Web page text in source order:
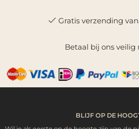
Gratis verzending
Betaal bij ons veilig
BLIJF OP DE